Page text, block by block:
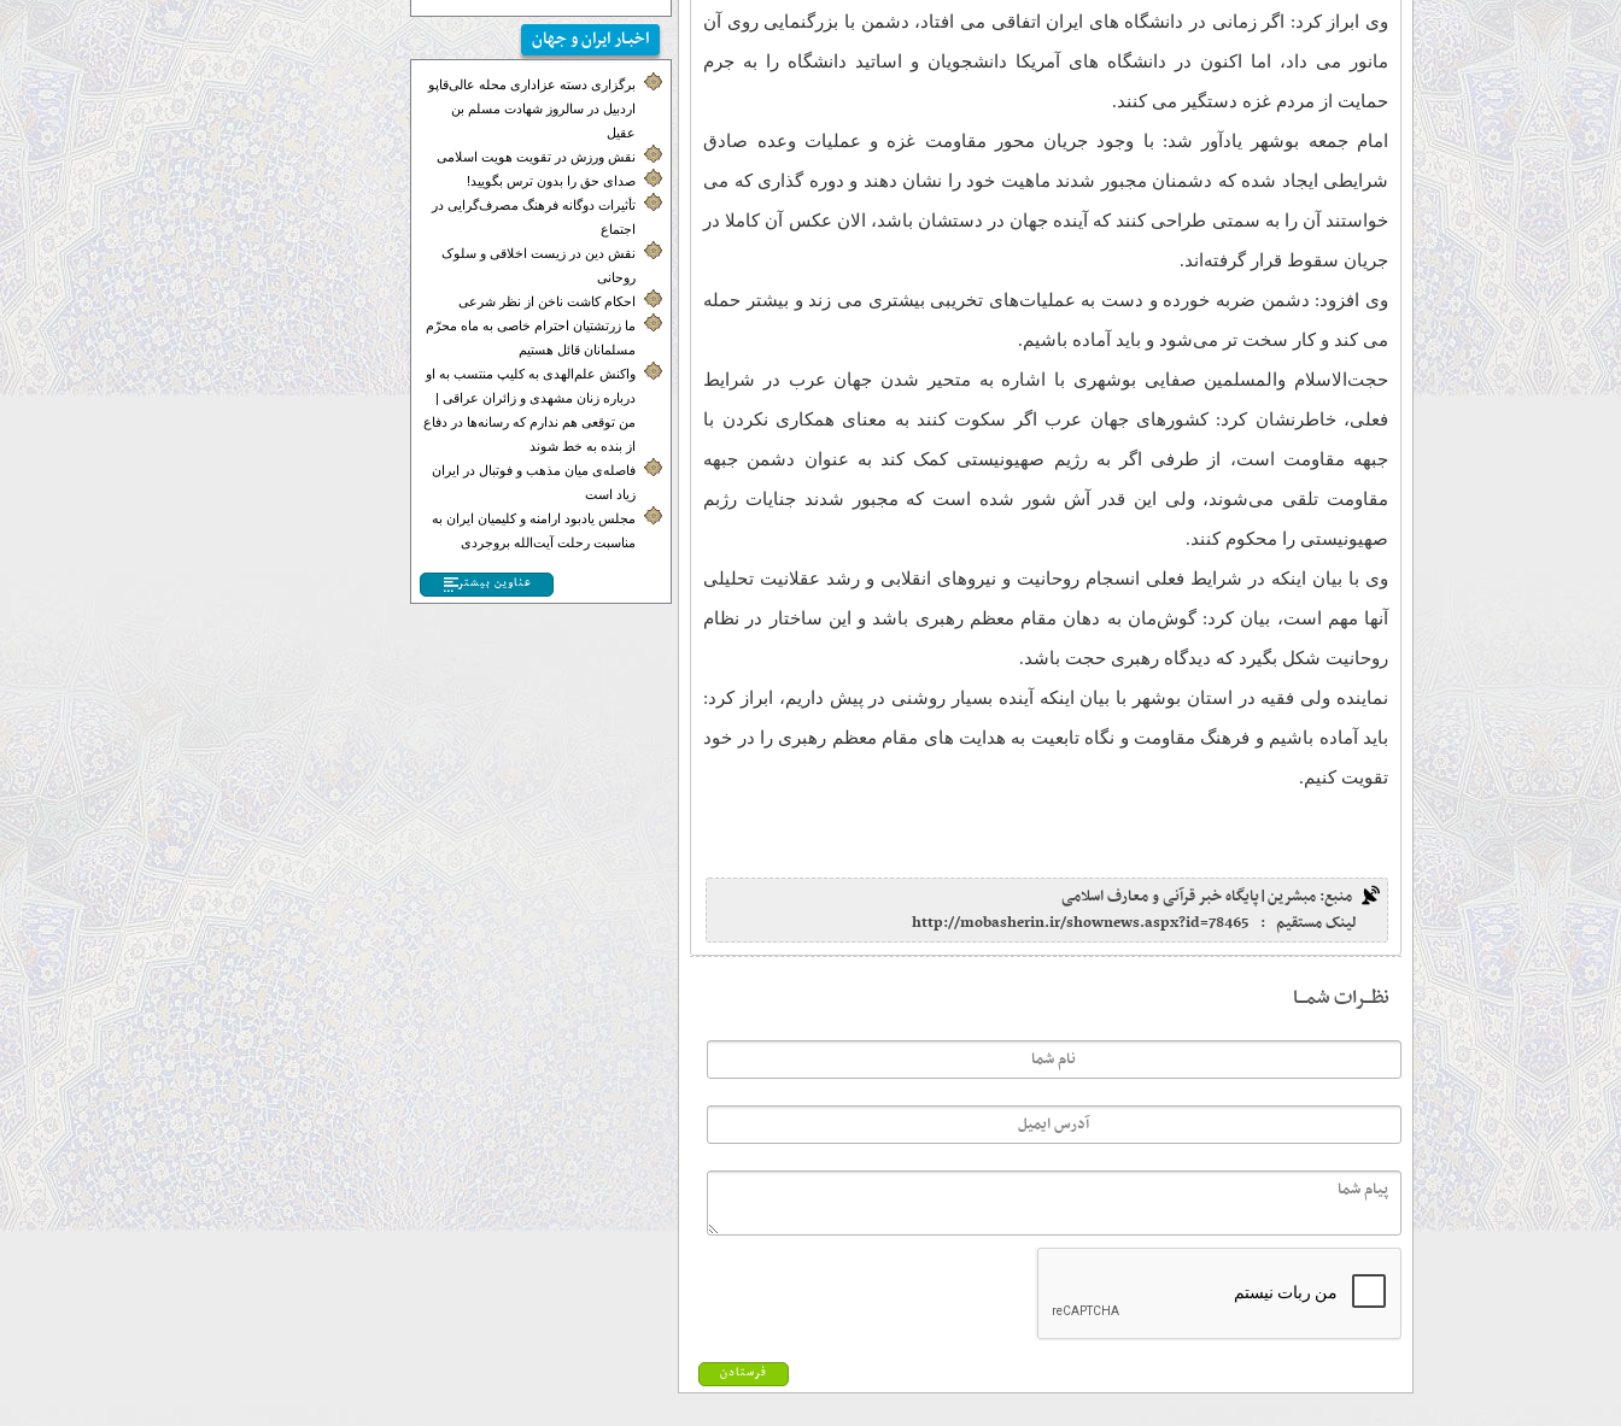
وی ابراز کرد: اگر زمانی در دانشگاه های ایران اتفاقی می افتاد، دشمن با بزرگنمایی روی آن
مانور می داد، اما اکنون در دانشگاه های آمریکا دانشجویان و اساتید دانشگاه را به جرم
حمایت از مردم غزه دستگیر می کنند.
امام جمعه بوشهر یادآور شد: با وجود جریان محور مقاومت غزه و عملیات وعده صادق
شرایطی ایجاد شده که دشمنان مجبور شدند ماهیت خود را نشان دهند و دوره گذاری که می
خواستند آن را به سمتی طراحی کنند که آینده جهان در دستشان باشد، الان عکس آن کاملا در
جریان سقوط قرار گرفته‌اند.
وی افزود: دشمن ضربه خورده و دست به عملیات‌های تخریبی بیشتری می زند و بیشتر حمله
می کند و کار سخت تر می‌شود و باید آماده باشیم.
حجت‌الاسلام والمسلمین صفایی بوشهری با اشاره به متحیر شدن جهان عرب در شرایط
فعلی، خاطرنشان کرد: کشورهای جهان عرب اگر سکوت کنند به معنای همکاری نکردن با
جبهه مقاومت است، از طرفی اگر به رژیم صهیونیستی کمک کند به عنوان دشمن جبهه
مقاومت تلقی می‌شوند، ولی این قدر آش شور شده است که مجبور شدند جنایات رژبم
صهیونیستی را محکوم کنند.
وی با بیان اینکه در شرایط فعلی انسجام روحانیت و نیروهای انقلابی و رشد عقلانیت تحلیلی
آنها مهم است، بیان کرد: گوش‌مان به دهان مقام معظم رهبری باشد و این ساختار در نظام
روحانیت شکل بگیرد که دیدگاه رهبری حجت باشد.
نماینده ولی فقیه در استان بوشهر با بیان اینکه آینده بسیار روشنی در پیش داریم، ابراز کرد:
باید آماده باشیم و فرهنگ مقاومت و نگاه تابعیت به هدایت های مقام معظم رهبری را در خود
تقویت کنیم.
منبع: مبشرین|پایگاه خبر قرآنی و معارف اسلامی
لینک مستقیم : http://mobasherin.ir/shownews.aspx?id=78465
نظـــرات شمـــا
اخبـار ایران و جهان
برگزاری دسته عزاداری محله عالی‌قاپو
اردبیل در سالروز شهادت مسلم بن
عقیل
نقش ورزش در تقویت هویت اسلامی
صدای حق را بدون ترس بگویید!
تأثیرات دوگانه فرهنگ مصرف‌گرایی در
اجتماع
نقش دین در زیست اخلاقی و سلوک
روحانی
احکام کاشت ناخن از نظر شرعی
ما زرتشتیان احترام خاصی به ماه محرّم
مسلمانان قائل هستیم
واکنش علم‌الهدی به کلیپ منتسب به او
درباره زنان مشهدی و زائران عراقی |
من توقعی هم ندارم که رسانه‌ها در دفاع
از بنده به خط شوند
فاصله‌ی میان مذهب و فوتبال در ایران
زیاد است
مجلس یادبود ارامنه و کلیمیان ایران به
مناسبت رحلت آیت‌الله بروجردی
عناوین بیشتر